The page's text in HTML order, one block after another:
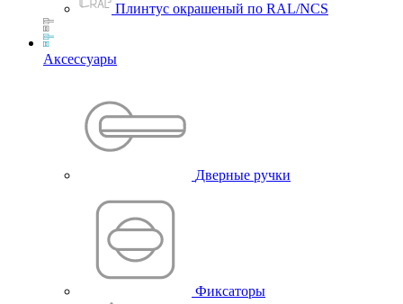
Плинтус окрашеный по RAL/NCS
Аксессуары
Дверные ручки
Фиксаторы